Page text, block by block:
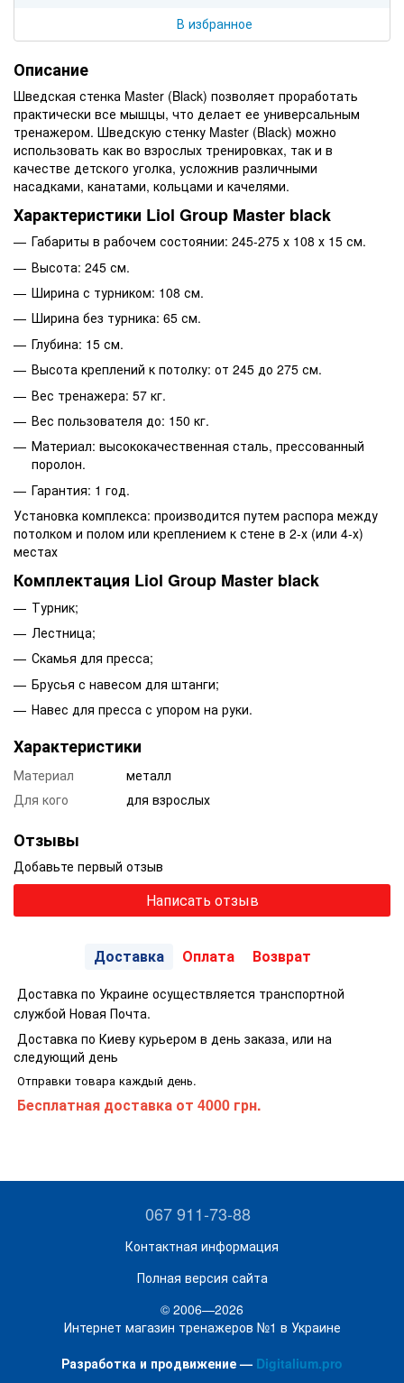
В избранное
Описание
Шведская стенка Master (Black) позволяет проработать
практически все мышцы, что делает ее универсальным
тренажером. Шведскую стенку Master (Black) можно
использовать как во взрослых тренировках, так и в
качестве детского уголка, усложнив различными
насадками, канатами, кольцами и качелями.
Характеристики Liol Group Master black
Габариты в рабочем состоянии: 245-275 х 108 х 15 см.
Высота: 245 см.
Ширина с турником: 108 см.
Ширина без турника: 65 см.
Глубина: 15 см.
Высота креплений к потолку: от 245 до 275 см.
Вес тренажера: 57 кг.
Вес пользователя до: 150 кг.
Материал: высококачественная сталь, прессованный
поролон.
Гарантия: 1 год.
Установка комплекса: производится путем распора между
потолком и полом или креплением к стене в 2-х (или 4-х)
местах
Комплектация Liol Group Master black
Турник;
Лестница;
Скамья для пресса;
Брусья с навесом для штанги;
Навес для пресса с упором на руки.
Характеристики
Материал
металл
Для кого
для взрослых
Отзывы
Добавьте первый отзыв
Написать отзыв
Доставка Оплата Возврат
Доставка по Украине осуществляется транспортной
службой Новая Почта.
Доставка по Киеву курьером в день заказа, или на
следующий день
Отправки товара каждый день.
Бесплатная доставка от 4000 грн.
067 911-73-88
Контактная информация
Полная версия сайта
© 2006—2026
Интернет магазин тренажеров №1 в Украине
Разработка и продвижение — Digitalium.pro